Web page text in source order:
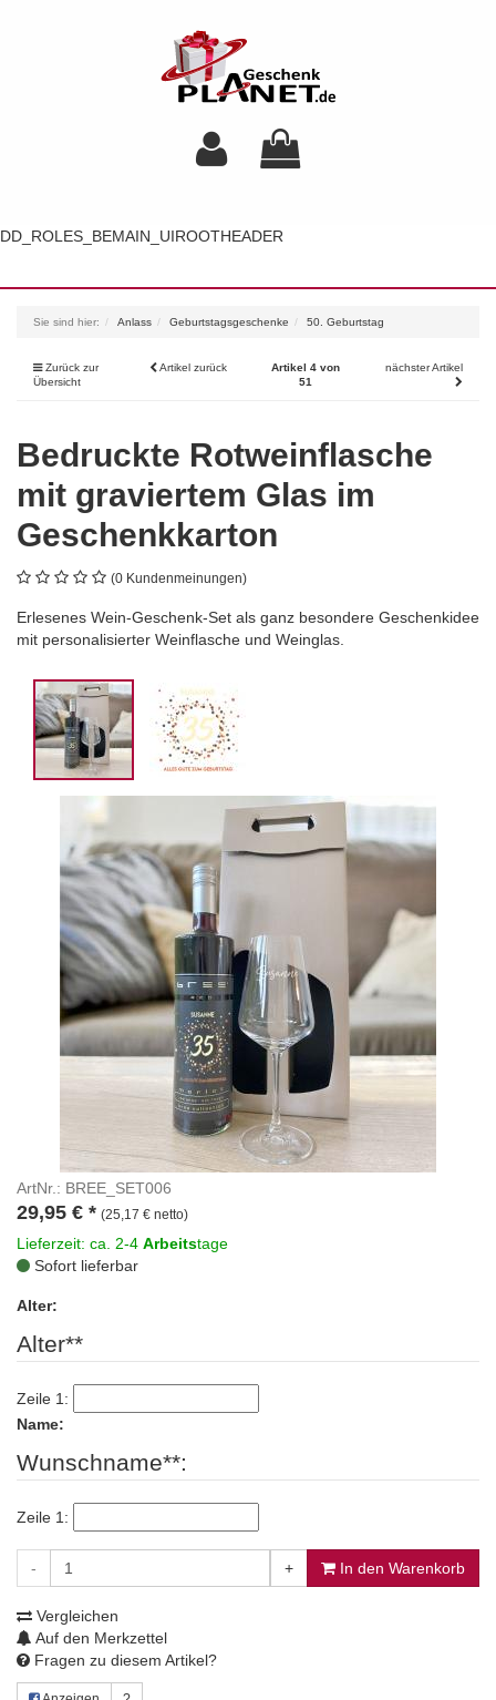
DD_ROLES_BEMAIN_UIROOTHEADER
Sie sind hier: Anlass Geburtstagsgeschenke 50. Geburtstag
Zurück zur
Übersicht
Artikel zurück
Artikel 4 von
51
nächster Artikel
Bedruckte Rotweinflasche
mit graviertem Glas im
Geschenkkarton
(0 Kundenmeinungen)
Erlesenes Wein-Geschenk-Set als ganz besondere Geschenkidee
mit personalisierter Weinflasche und Weinglas.
ArtNr.: BREE_SET006
29,95 € * (25,17 € netto)
Lieferzeit: ca. 2-4 Arbeitstage
Sofort lieferbar
Alter:
Alter**
Zeile 1:
Name:
Wunschname**:
Zeile 1:
- + In den Warenkorb
Vergleichen
Auf den Merkzettel
Fragen zu diesem Artikel?